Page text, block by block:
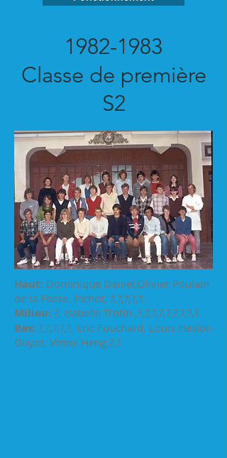
1982-1983
Classe de première
S2
Haut: Dominique Daniel,Olivier Poulain
de la Fosse, Pichot, ?,?,?,?,?.
Milieu: ?, Isabelle Trotin ,?,?,?,?,?,?,?,?,?.
Bas: ?,?,?,?,?, Eric Fouchard, Louis Heslot-
Guyot, Vimol Heng,?,?